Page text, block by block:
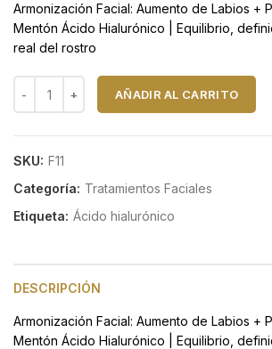
original
era:
$560.000.
actual
es:
Armonización Facial: Aumento de Labios +
Mentón Ácido Hialurónico | Equilibrio,
real del rostro
Aumento de labios y relleno de mentón
AÑADIR AL CARRITO
SKU: F11
Categoría: Tratamientos Faciales
Etiqueta: Ácido hialurónico
DESCRIPCIÓN
Armonización Facial: Aumento de Labios +
Mentón Ácido Hialurónico | Equilibrio,